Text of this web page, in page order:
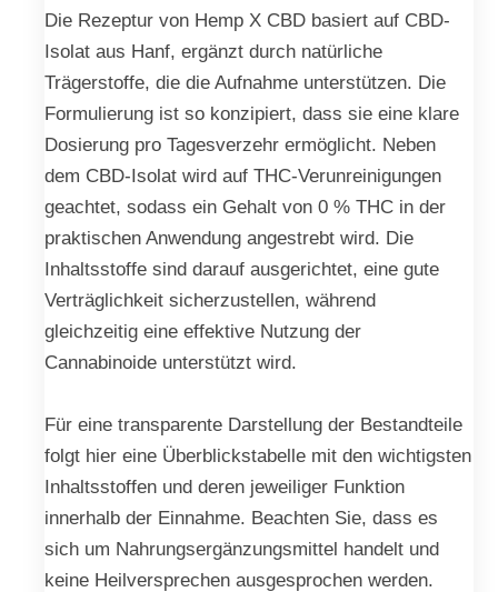
Die Rezeptur von Hemp X CBD basiert auf CBD-
Isolat aus Hanf, ergänzt durch natürliche
Trägerstoffe, die die Aufnahme unterstützen. Die
Formulierung ist so konzipiert, dass sie eine klare
Dosierung pro Tagesverzehr ermöglicht. Neben
dem CBD-Isolat wird auf THC-Verunreinigungen
geachtet, sodass ein Gehalt von 0 % THC in der
praktischen Anwendung angestrebt wird. Die
Inhaltsstoffe sind darauf ausgerichtet, eine gute
Verträglichkeit sicherzustellen, während
gleichzeitig eine effektive Nutzung der
Cannabinoide unterstützt wird.
Für eine transparente Darstellung der Bestandteile
folgt hier eine Überblickstabelle mit den wichtigsten
Inhaltsstoffen und deren jeweiliger Funktion
innerhalb der Einnahme. Beachten Sie, dass es
sich um Nahrungsergänzungsmittel handelt und
keine Heilversprechen ausgesprochen werden.